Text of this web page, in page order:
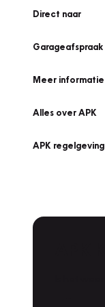
Direct naar
Garageafspraak
Meer informatie
Alles over APK
APK regelgeving